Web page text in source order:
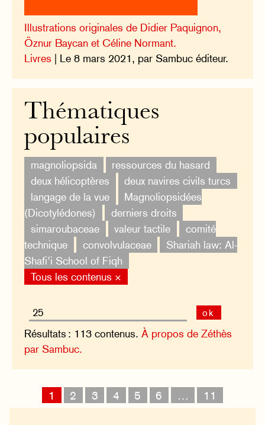
Illustrations originales de Didier Paquignon,
Öznur Baycan et Céline Normant.
Livres | Le 8 mars 2021, par Sambuc éditeur.
Thématiques
populaires
magnoliopsida
ressources du hasard
deux hélicoptères
deux navires civils turcs
langage de la vue
Magnoliopsidées
(Dicotylédones)
derniers droits
simaroubaceae
valeur tactile
comité
technique
convolvulaceae
Shariah law: Al-
Shafi’i School of Fiqh
Tous les contenus ×
ok
Résultats : 113 contenus.À propos de Zéthès
par Sambuc.
1 2 3 4 5 6 11